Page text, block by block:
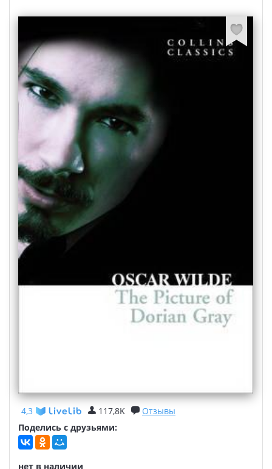
4,3 117,8K
Отзывы
Поделись с друзьями:
нет в наличии